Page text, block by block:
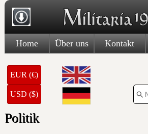
Home Über uns Kontakt
EUR (€)
USD ($)
Politik